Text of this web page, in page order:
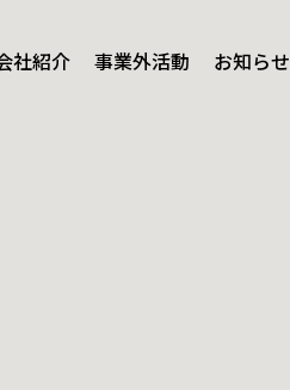
社紹介 事業外活動 お知らせ